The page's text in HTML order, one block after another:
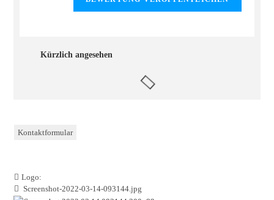
Kürzlich angesehen
Kontaktformular
Logo:
Screenshot-2022-03-14-093144.jpg